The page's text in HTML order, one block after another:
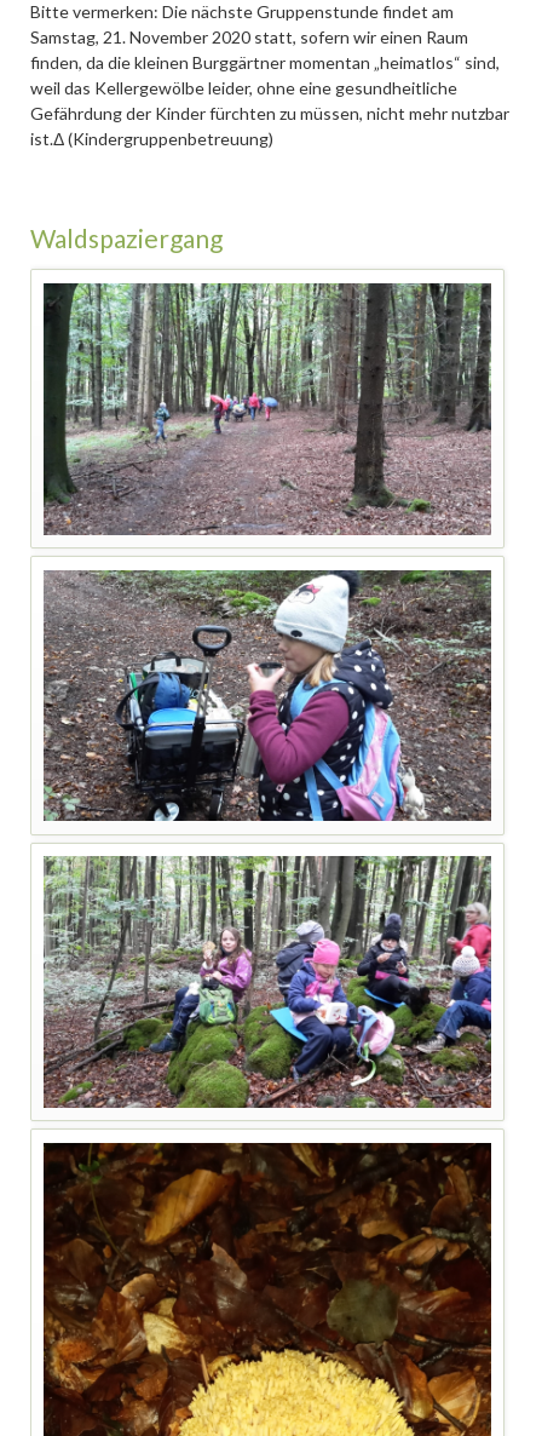
Bitte vermerken: Die nächste Gruppenstunde findet am
Samstag, 21. November 2020 statt, sofern wir einen Raum
finden, da die kleinen Burggärtner momentan „heimatlos“ sind,
weil das Kellergewölbe leider, ohne eine gesundheitliche
Gefährdung der Kinder fürchten zu müssen, nicht mehr nutzbar
ist.Δ (Kindergruppenbetreuung)
Waldspaziergang